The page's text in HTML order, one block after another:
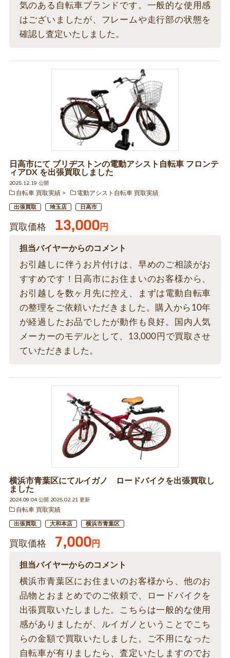
気のある自転車ブランドです。一般的な使用感
はございましたが、フレームや走行部の状態を
確認し査定いたしました。
日高市にて ブリヂストンの電動アシスト自転車 フロンテ
ィアDX を出張買取しました
2025.12.19 公開
自転車 買取実績
電動アシスト自転車 買取実績
出張買取 埼玉店 日高市
買取価格 13,000円
担当バイヤーからのコメント
お引越しに伴うお片付けは、早めのご相談がお
すすめです！日高市にお住まいのお客様から、
お引越しを数ヶ月先に控え、まずは電動自転車
の整理をご依頼いただきました。購入から10年
が経過したお品でしたが動作も良好。国内人気
メーカーのモデルとして、13,000円で買取させ
ていただきました。
横浜市青葉区にてルイガノ ロードバイクを出張買取し
ました
2024.09.04 公開 2025.02.21 更新
自転車 買取実績
出張買取 大和本店 横浜市青葉区
買取価格 7,000円
担当バイヤーからのコメント
横浜市青葉区にお住まいのお客様から、他のお
品物とおまとめでのご依頼で、ロードバイクを
出張買取いたしました。こちらは一般的な使用
感がありましたが、ルイガノということでこち
らの金額で買取いたしました。ご不用になった
自転車が有りましたら、査定いたしますのでお